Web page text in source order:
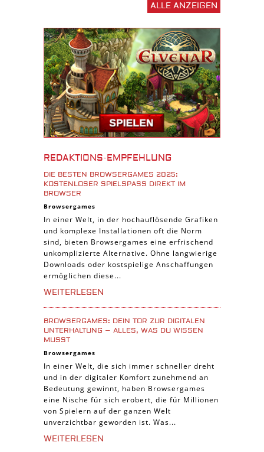
Download Spiele
3D Spiele
Tablet Spiele
Android Spiele
iPhone Spiele
iOS Spiele
iPad Spiele
Denk Spiele
Piraten Spiele
Sport Spiele
Pferde Spiele
Simulation Spiele
Tier Spiele
Casual Spiele
Abenteuer Spiele
Online Spiele
3-Gewinnt Spiele
Trading Card Spiele
Manager Spiele
ALLE ANZEIGEN
REDAKTIONS-EMPFEHLUNG
DIE BESTEN BROWSERGAMES 2025:
KOSTENLOSER SPIELSPASS DIREKT IM B
ROWSER
Browsergames
In einer Welt, in der hochauflösende Grafiken
und komplexe Installationen oft die Norm
sind, bieten Browsergames eine erfrischend
unkomplizierte Alternative. Ohne langwierige
Downloads oder kostspielige Anschaffungen
ermöglichen diese...
WEITERLESEN
BROWSERGAMES: DEIN TOR ZUR DIGITALEN
UNTERHALTUNG – ALLES, WAS DU WISSEN
MUSST
Browsergames
In einer Welt, die sich immer schneller dreht
und in der digitaler Komfort zunehmend an
Bedeutung gewinnt, haben Browsergames
eine Nische für sich erobert, die für Millionen
von Spielern auf der ganzen Welt
unverzichtbar geworden ist. Was...
WEITERLESEN